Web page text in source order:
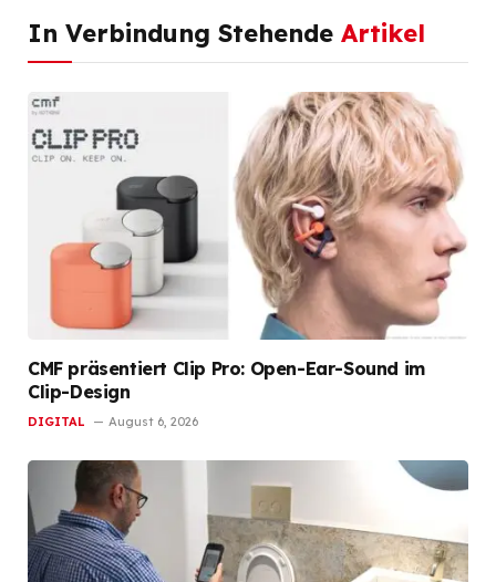
In Verbindung Stehende Artikel
CMF präsentiert Clip Pro: Open-Ear-Sound im
Clip-Design
DIGITAL August 6, 2026